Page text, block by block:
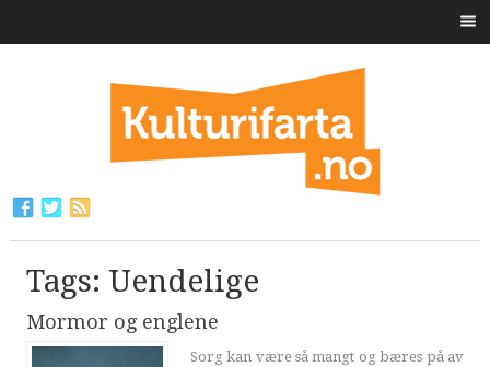
Tags: Uendelige
Mormor og englene
Sorg kan være så mangt og bæres på av